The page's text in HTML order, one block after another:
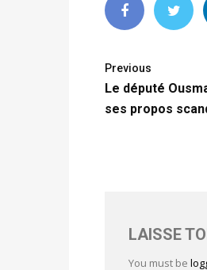
Previous
Le député
ses propos
LAISSE
You must be